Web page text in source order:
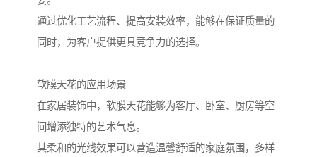
通过优化工艺流程、提高安装效率，能够在保证质量的
同时，为客户提供更具竞争力的选择。
软膜天花的应用场景
在家居装饰中，软膜天花能够为客厅、卧室、厨房等空
间增添独特的艺术气息。
其柔和的光线效果可以营造温馨舒适的家庭氛围，多样